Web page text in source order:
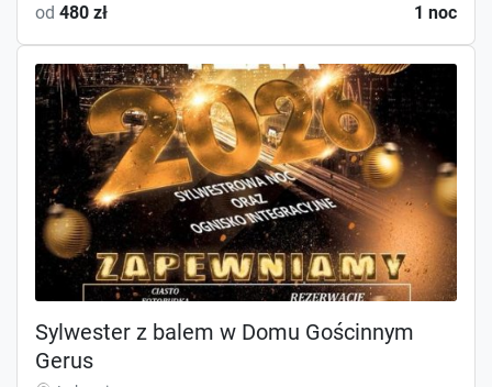
od 480 zł 1 noc
Sylwester z balem w Domu Gościnnym
Gerus